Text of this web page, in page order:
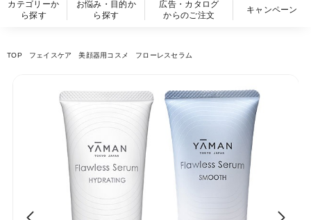
カテゴリーか
ら探す
お悩み・目的か
ら探す
広告・カタログ
からのご注文
キャンペーン
TOP フェイスケア 美顔器用コスメ フローレスセラム